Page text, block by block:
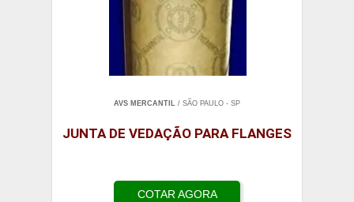
AVS MERCANTIL / SÃO PAULO - SP
JUNTA DE VEDAÇÃO PARA FLANGES
COTAR AGORA